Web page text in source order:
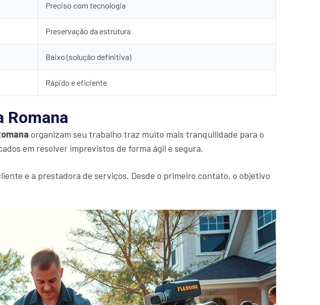
Preciso com tecnologia
Preservação da estrutura
Baixo (solução definitiva)
Rápido e eficiente
Romana
organizam seu trabalho traz muito mais tranquilidade para o
em resolver imprevistos de forma ágil e segura.
e a prestadora de serviços. Desde o primeiro contato, o objetivo